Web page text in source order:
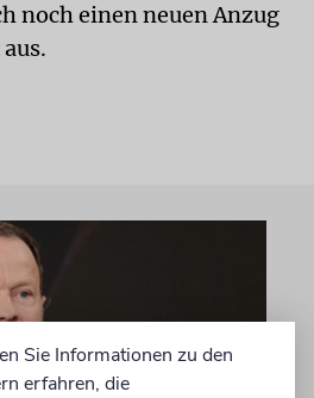
noch einen neuen Anzug
Sie Informationen zu den
erfahren, die